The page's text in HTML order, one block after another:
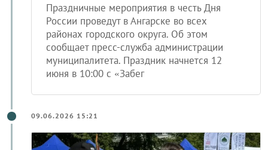
Праздничные мероприятия в честь Дня
России проведут в Ангарске во всех
районах городского округа. Об этом
сообщает пресс-служба администрации
муниципалитета. Праздник начнется 12
июня в 10:00 с «Забег
09.06.2026 15:21